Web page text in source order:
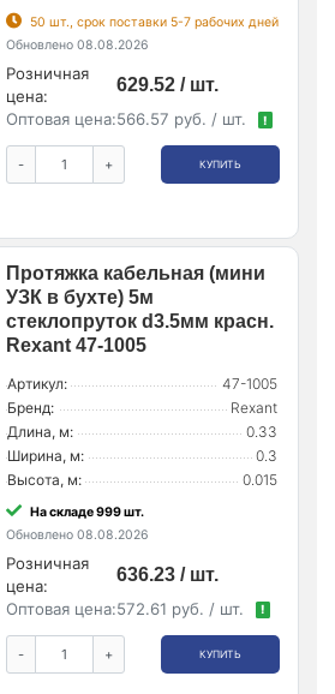
50 шт., срок поставки 5-7 рабочих дней
Обновлено 08.08.2026
Розничная
цена:
629.52 / шт.
Оптовая цена:566.57 руб. / шт. !
- + КУПИТЬ
Протяжка кабельная (мини
УЗК в бухте) 5м
стеклопруток d3.5мм красн.
Rexant 47-1005
Артикул:
47-1005
Бренд:
Rexant
Длина, м:
0.33
Ширина, м:
0.3
Высота, м:
0.015
На складе 999 шт.
Обновлено 08.08.2026
Розничная
цена:
636.23 / шт.
Оптовая цена:572.61 руб. / шт. !
- + КУПИТЬ